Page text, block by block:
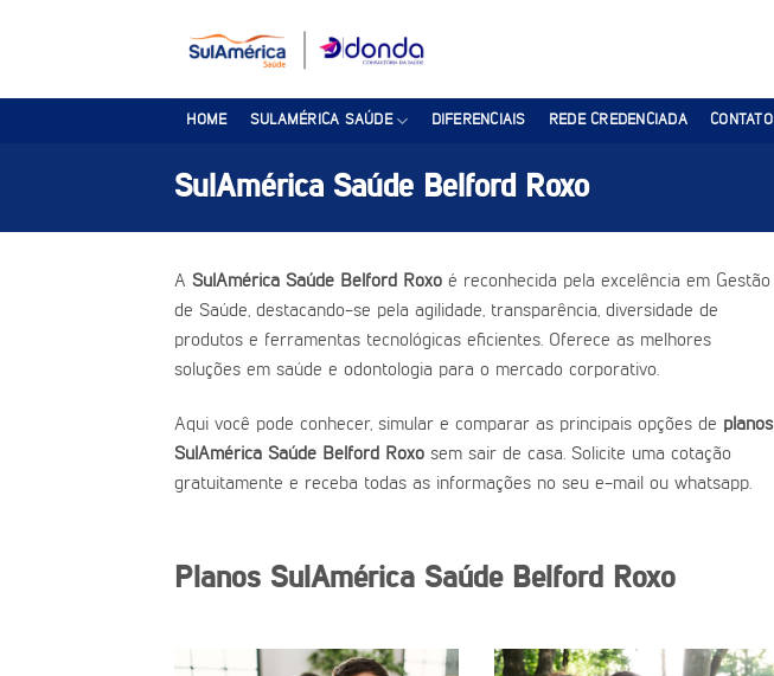
HOME SULAMÉRICA SAÚDE DIFERENCIAIS REDE CREDENCIADA CONTATO
SulAmérica Saúde Belford Roxo
A SulAmérica Saúde Belford Roxo é reconhecida pela excelência em Gestão
de Saúde, destacando-se pela agilidade, transparência, diversidade de
produtos e ferramentas tecnológicas eficientes. Oferece as melhores
soluções em saúde e odontologia para o mercado corporativo.
Aqui você pode conhecer, simular e comparar as principais opções de planos
SulAmérica Saúde Belford Roxo sem sair de casa. Solicite uma cotação
gratuitamente e receba todas as informações no seu e-mail ou whatsapp.
Planos SulAmérica Saúde Belford Roxo